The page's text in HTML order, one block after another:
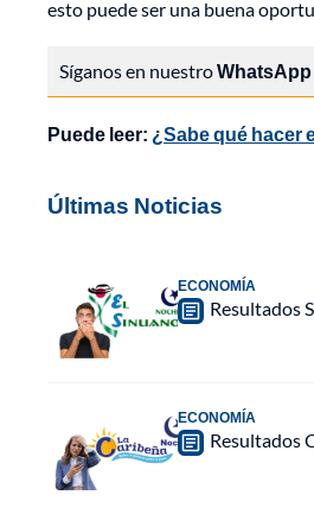
esto puede ser una buena
Síganos en nuestro
Puede leer: ¿Sabe qué hacer
Últimas Noticias
ECONOMÍA
Resultados
ECONOMÍA
Resultados